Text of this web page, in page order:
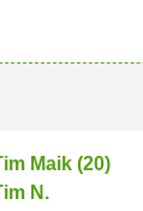
Maik (20)
N.